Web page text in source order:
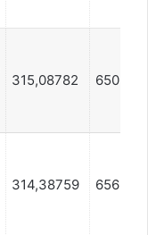
315,08782 650548
314,38759 656307